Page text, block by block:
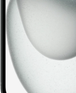
uvećanje